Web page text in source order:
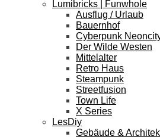
Lumibricks | Funwhole
Ausflug / Urlaub
Bauernhof
Cyberpunk
Der Wilde Westen
Mittelalter
Retro Haus
Steampunk
Streetfusion
Town Life
X Series
LesDiy
Gebäude &